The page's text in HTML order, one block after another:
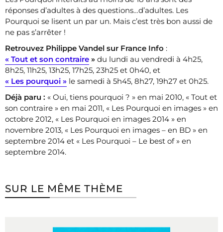
réponses d’adultes à des questions…d’adultes. Les
Pourquoi se lisent un par un. Mais c’est très bon aussi de
ne pas s’arrêter !
Retrouvez Philippe Vandel sur France Info :
« Tout et son contraire » du lundi au vendredi à 4h25,
8h25, 11h25, 13h25, 17h25, 23h25 et 0h40, et
« Les pourquoi » le samedi à 5h45, 8h27, 19h27 et 0h25.
Déjà paru : « Oui, tiens pourquoi ? » en mai 2010, « Tout et
son contraire » en mai 2011, « Les Pourquoi en images » en
octobre 2012, « Les Pourquoi en images 2014 » en
novembre 2013, « Les Pourquoi en images – en BD » en
septembre 2014 et « Les Pourquoi – Le best of » en
septembre 2014.
SUR LE MÊME THÈME